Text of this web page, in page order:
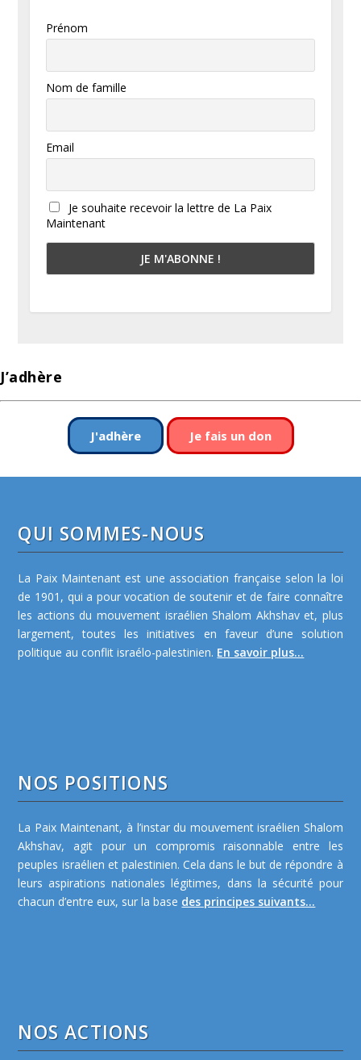
Prénom
Nom de famille
Email
Je souhaite recevoir la lettre de La Paix
Maintenant
J’adhère
J'adhère Je fais un don
QUI SOMMES-NOUS
La Paix Maintenant est une association française selon la loi
de 1901, qui a pour vocation de soutenir et de faire connaître
les actions du mouvement israélien Shalom Akhshav et, plus
largement, toutes les initiatives en faveur d’une solution
politique au conflit israélo-palestinien. En savoir plus...
NOS POSITIONS
La Paix Maintenant, à l’instar du mouvement israélien Shalom
Akhshav, agit pour un compromis raisonnable entre les
peuples israélien et palestinien. Cela dans le but de répondre à
leurs aspirations nationales légitimes, dans la sécurité pour
chacun d’entre eux, sur la base des principes suivants...
NOS ACTIONS